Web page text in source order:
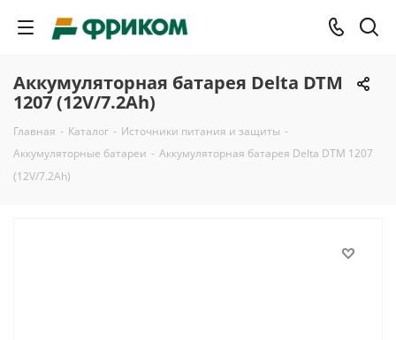
Аккумуляторная батарея Delta DTM
1207 (12V/7.2Ah)
Главная - Каталог - Источники питания и защиты -
Аккумуляторные батареи - Аккумуляторная батарея Delta DTM 1207
(12V/7.2Ah)